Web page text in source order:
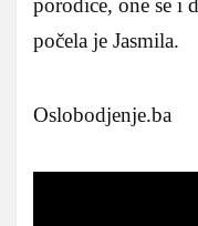
počela je Jasmila.
Oslobodjenje.ba